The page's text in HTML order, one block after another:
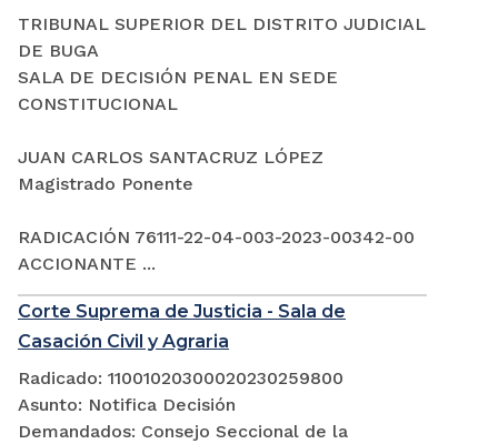
TRIBUNAL SUPERIOR DEL DISTRITO JUDICIAL
DE BUGA
SALA DE DECISIÓN PENAL EN SEDE
CONSTITUCIONAL
JUAN CARLOS SANTACRUZ LÓPEZ
Magistrado Ponente
RADICACIÓN 76111-22-04-003-2023-00342-00
ACCIONANTE ...
Corte Suprema de Justicia - Sala de
Casación Civil y Agraria
Radicado: 11001020300020230259800
Asunto: Notifica Decisión
Demandados: Consejo Seccional de la